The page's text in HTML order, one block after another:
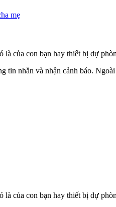
mẹ
là của con bạn hay thiết bị dự
tin nhắn và nhận cảnh báo.
là của con bạn hay thiết bị dự